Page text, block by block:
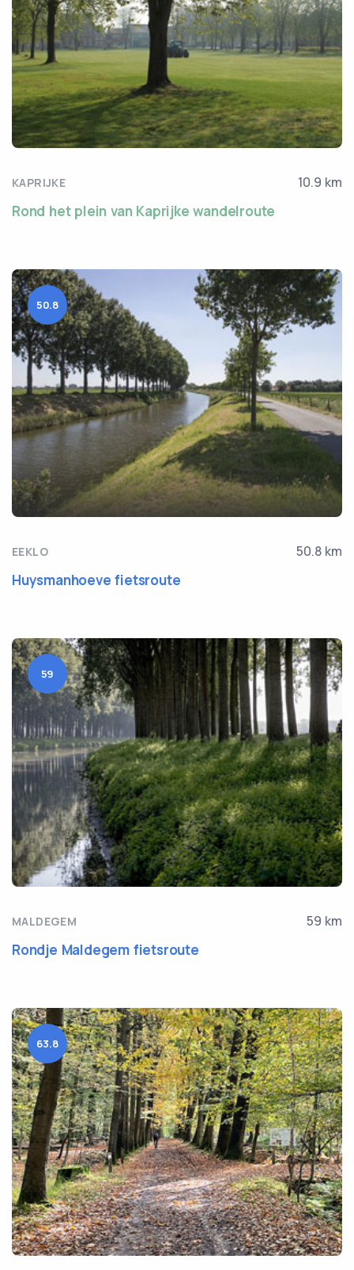
KAPRIJKE 10.9 km
Rond het plein van Kaprijke wandelroute
50.8
EEKLO 50.8 km
Huysmanhoeve fietsroute
59
MALDEGEM 59 km
Rondje Maldegem fietsroute
63.8